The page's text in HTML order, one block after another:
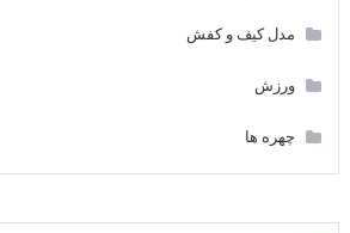
مدل کیف و کفش
ورزش
چهره ها